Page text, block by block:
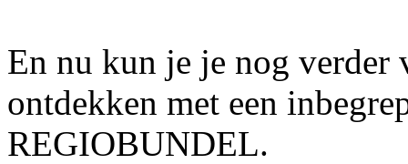
En nu kun je je nog verder
ontdekken met een
REGIOBUNDEL.